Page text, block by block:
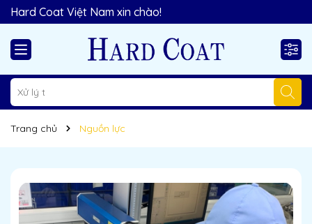
Hard Coat Việt Nam xin chào!
Trang chủ Nguồn lực